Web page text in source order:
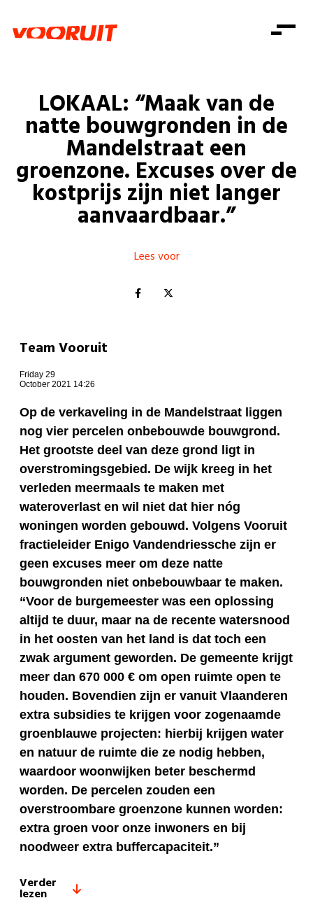
Zorg
Gelijke kansen
Welzijn
Consumentenbescherming
Pensioenen
Kinderen en jongeren
Onze mensen
Standpunten
Vacatures
Doe mee
Doe mee
Word lid
Mis niets
Shop
Zoeken
Login
Login
LOKAAL: “Maak van de
natte bouwgronden in de
Mandelstraat een
groenzone. Excuses over de
kostprijs zijn niet langer
aanvaardbaar.”
Lees voor
Team Vooruit
Friday 29
October 2021 14:26
Op de verkaveling in de Mandelstraat liggen
nog vier percelen onbebouwde bouwgrond.
Het grootste deel van deze grond ligt in
overstromingsgebied. De wijk kreeg in het
verleden meermaals te maken met
wateroverlast en wil niet dat hier nóg
woningen worden gebouwd. Volgens Vooruit
fractieleider Enigo Vandendriessche zijn er
geen excuses meer om deze natte
bouwgronden niet onbebouwbaar te maken.
“Voor de burgemeester was een oplossing
altijd te duur, maar na de recente watersnood
in het oosten van het land is dat toch een
zwak argument geworden. De gemeente krijgt
meer dan 670 000 € om open ruimte open te
houden. Bovendien zijn er vanuit Vlaanderen
extra subsidies te krijgen voor zogenaamde
groenblauwe projecten: hierbij krijgen water
en natuur de ruimte die ze nodig hebben,
waardoor woonwijken beter beschermd
worden. De percelen zouden een
overstroombare groenzone kunnen worden:
extra groen voor onze inwoners en bij
noodweer extra buffercapaciteit.”
Verder
lezen